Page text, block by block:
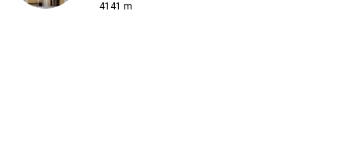
4141 m